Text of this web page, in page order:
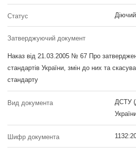
Статус Діючий
Затверджуючий документ
Наказ від 21.03.2005 № 67 Про
стандартів України, змін до них та
стандарту
Вид документа
ДСТУ
Шифр документа